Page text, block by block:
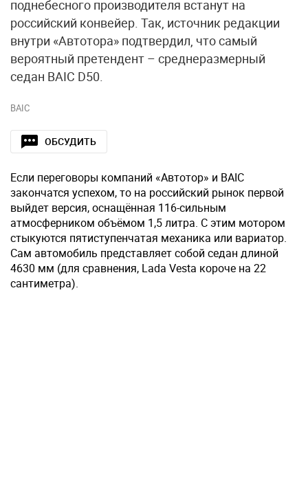
поднебесного производителя встанут на
российский конвейер. Так, источник редакции
внутри «Автотора» подтвердил, что самый
вероятный претендент – среднеразмерный
седан BAIC D50.
BAIC
ОБСУДИТЬ
Если переговоры компаний «Автотор» и BAIC
закончатся успехом, то на российский рынок первой
выйдет версия, оснащённая 116-сильным
атмосферником объёмом 1,5 литра. С этим мотором
стыкуются пятиступенчатая механика или вариатор.
Сам автомобиль представляет собой седан длиной
4630 мм (для сравнения, Lada Vesta короче на 22
сантиметра).